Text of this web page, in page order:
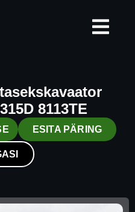
8113TE
ESITA PÄRING